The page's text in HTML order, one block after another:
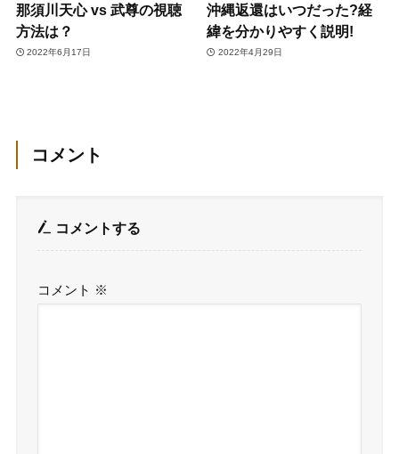
那須川天心 vs 武尊の視聴
方法は？
2022年6月17日
沖縄返還はいつだった?経
緯を分かりやすく説明!
2022年4月29日
コメント
コメントする
コメント ※